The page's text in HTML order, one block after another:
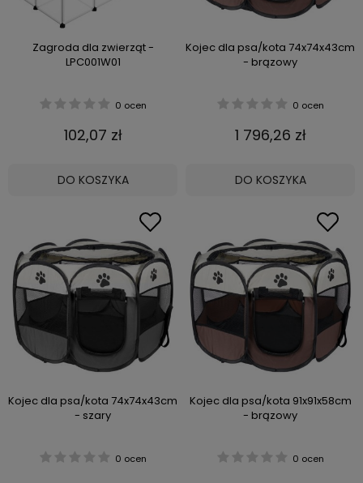
Zagroda dla zwierząt -
LPC001W01
0 ocen
102,07 zł
DO KOSZYKA
Kojec dla psa/kota 74x74x43cm
- brązowy
0 ocen
1 796,26 zł
DO KOSZYKA
Kojec dla psa/kota 74x74x43cm
- szary
0 ocen
Kojec dla psa/kota 91x91x58cm
- brązowy
0 ocen